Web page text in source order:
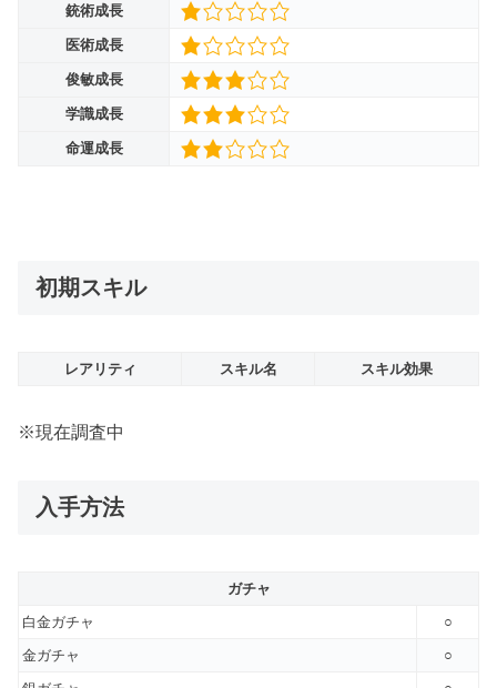
銃術成長
医術成長
俊敏成長
学識成長
命運成長
初期スキル
レアリティ スキル名 スキル効果
※現在調査中
入手方法
ガチャ
白金ガチャ
○
金ガチャ
○